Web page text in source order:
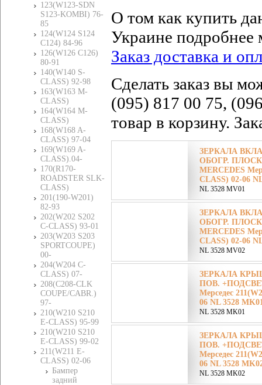
123(W123-SDN
S123-KOMBI) 76-
85
124(W124 S124
C124) 84-96
126(W126 C126)
80-91
140(W140 S-
CLASS) 92-98
163(W163 M-
CLASS)
164(W164 M-
CLASS)
168(W168 A-
CLASS) 97-04
169(W169 A-
CLASS).04-
170(R170-
ROADSTER SLK-
CLASS)
201(190-W201)
82-93
202(W202 S202
C-CLASS) 93-01
203(W203 S203
SPORTCOUPE)
00-
204(W204 C-
CLASS) 07-
208(C208-CLK
COUPE/CABR.)
97-
210(W210 S210
E-CLASS) 95-99
210(W210 S210
E-CLASS) 99-02
211(W211 E-
CLASS) 02-06
Бампер
задний
О том как купить
Украине подробнее
Заказ доставка и
Сделать заказ вы
(095) 817 00 75,
товар в корзину.
ЗЕРКАЛА
ОБОГР.
MERCEDES
CLASS) 02-06
NL 3528 MV01
ЗЕРКАЛА
ОБОГР.
MERCEDES
CLASS) 02-06
NL 3528 MV02
ЗЕРКАЛА
ПОВ.
Мерседес
06 NL 3528
NL 3528 MK01
ЗЕРКАЛА
ПОВ.
Мерседес
06 NL 3528
NL 3528 MK02